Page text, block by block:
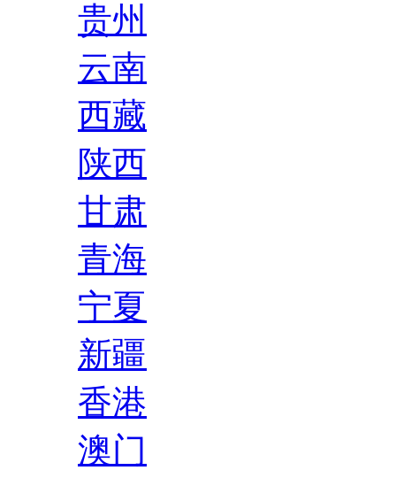
贵州
云南
西藏
陕西
甘肃
青海
宁夏
新疆
香港
澳门